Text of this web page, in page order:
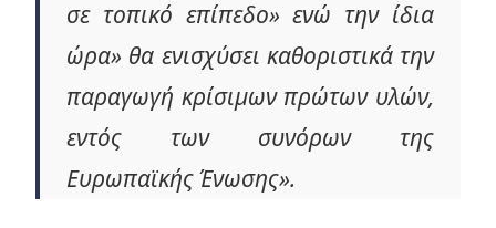
σε τοπικό επίπεδο» ενώ την ίδια
ώρα» θα ενισχύσει καθοριστικά την
παραγωγή κρίσιμων πρώτων υλών,
εντός των συνόρων της
Ευρωπαϊκής Ένωσης».